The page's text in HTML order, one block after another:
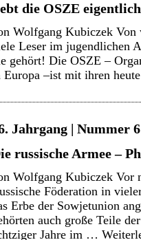
die OSZE
Wolfgang Kubiczek Von
Leser im jugendlichen
gehört! Die OSZE –
Europa –ist mit ihren
Jahrgang | Nummer
russische Armee –
Wolfgang Kubiczek Vor
Föderation in
Erbe der Sowjetunion
auch große Teile
Jahre im …